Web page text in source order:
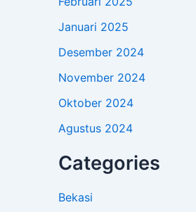
Januari 2025
Desember 2024
November 2024
Oktober 2024
Agustus 2024
Categories
Bekasi